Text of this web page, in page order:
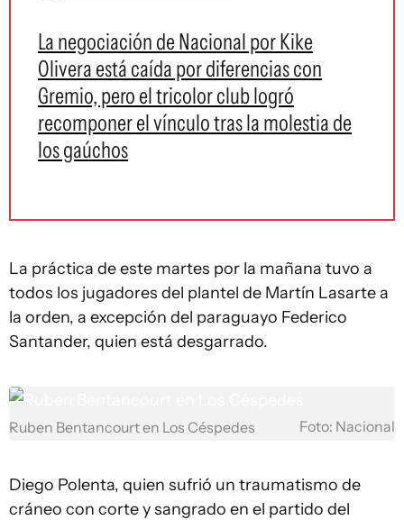
La negociación de Nacional por Kike
Olivera está caída por diferencias con
Gremio, pero el tricolor club logró
recomponer el vínculo tras la molestia de
los gaúchos
La práctica de este martes por la mañana tuvo a
todos los jugadores del plantel de Martín Lasarte a
la orden, a excepción del paraguayo Federico
Santander, quien está desgarrado.
Ruben Bentancourt en Los Céspedes Foto: Nacional
Diego Polenta, quien sufrió un traumatismo de
cráneo con corte y sangrado en el partido del